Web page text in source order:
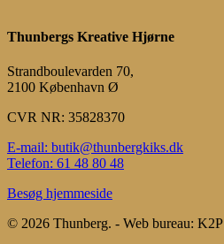
Thunbergs Kreative Hjørne
Strandboulevarden 70,
2100 København Ø
CVR NR: 35828370
E-mail: butik@thunbergkiks.dk
Telefon: 61 48 80 48
Besøg hjemmeside
© 2026 Thunberg. - Web bureau: K2P